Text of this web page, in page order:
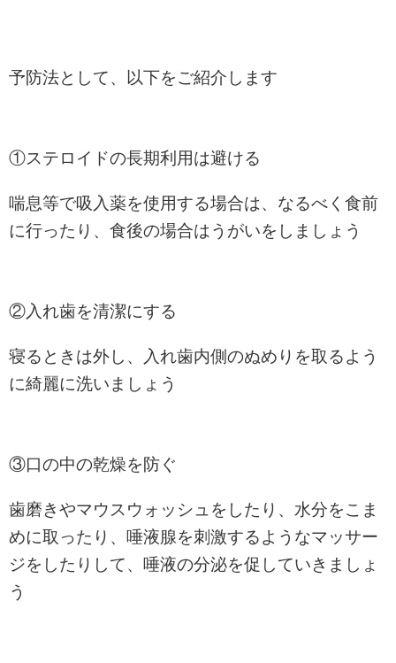
予防法として、以下をご紹介します
①ステロイドの長期利用は避ける
喘息等で吸入薬を使用する場合は、なるべく食前
に行ったり、食後の場合はうがいをしましょう
②入れ歯を清潔にする
寝るときは外し、入れ歯内側のぬめりを取るよう
に綺麗に洗いましょう
③口の中の乾燥を防ぐ
歯磨きやマウスウォッシュをしたり、水分をこま
めに取ったり、唾液腺を刺激するようなマッサー
ジをしたりして、唾液の分泌を促していきましょ
う